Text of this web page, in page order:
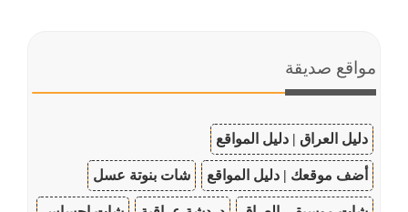
مواقع صديقة
دليل العراق | دليل المواقع
أضف موقعك | دليل المواقع شات بنوتة عسل